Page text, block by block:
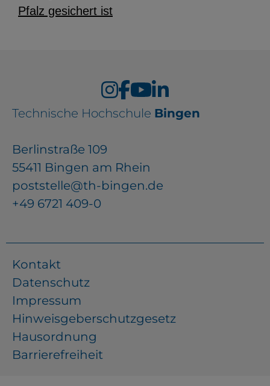
Pfalz gesichert ist
Technische Hochschule Bingen
Berlinstraße 109
55411 Bingen am Rhein
poststelle@th-bingen.de
+49 6721 409-0
Kontakt
Datenschutz
Impressum
Hinweisgeberschutzgesetz
Hausordnung
Barrierefreiheit